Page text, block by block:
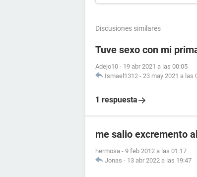
Discusiones similares
Tuve sexo con mi
Adejo10 - 19 abr 2021 a las 00:05
Ismael1312 - 23 may 2021 a las
1 respuesta
me salio excremento
hermosa - 9 feb 2012 a las 01:17
Jonas - 13 abr 2022 a las 19:47